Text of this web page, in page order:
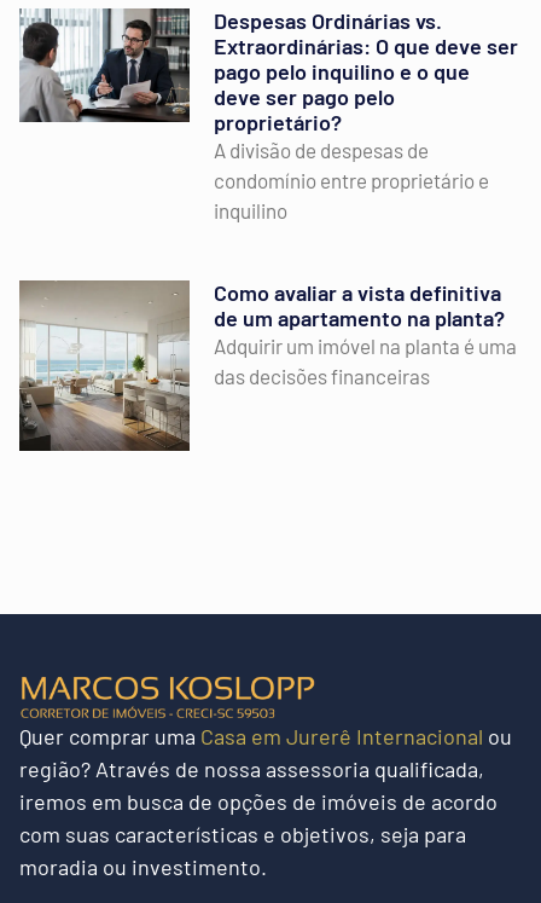
Despesas Ordinárias vs.
Extraordinárias: O que deve ser
pago pelo inquilino e o que
deve ser pago pelo
proprietário?
A divisão de despesas de
condomínio entre proprietário e
inquilino
Como avaliar a vista definitiva
de um apartamento na planta?
Adquirir um imóvel na planta é uma
das decisões financeiras
Quer comprar uma Casa em Jurerê Internacional ou
região? Através de nossa assessoria qualificada,
iremos em busca de opções de imóveis de acordo
com suas características e objetivos, seja para
moradia ou investimento.